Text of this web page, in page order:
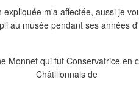
m'a affectée, aussi je
au musée pendant ses années